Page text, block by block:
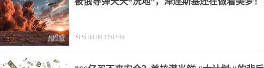
2026-08-06 11:02:49